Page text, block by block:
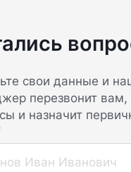
свои данные и
перезвонит вам,
и назначит